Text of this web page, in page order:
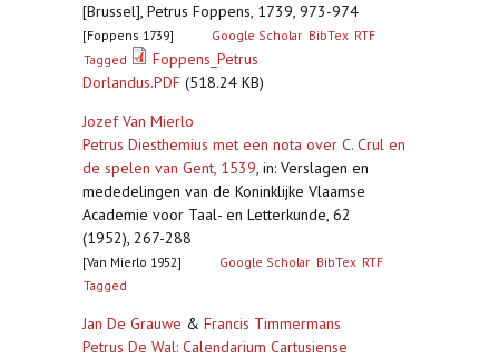
[Brussel], Petrus Foppens, 1739, 973-974
[Foppens 1739] Google Scholar BibTex RTF
Tagged
Foppens_Petrus
Dorlandus.PDF (518.24 KB)
Jozef Van Mierlo
Petrus Diesthemius met een nota over C. Crul en
de spelen van Gent, 1539, in: Verslagen en
mededelingen van de Koninklijke Vlaamse
Academie voor Taal- en Letterkunde, 62
(1952), 267-288
[Van Mierlo 1952] Google Scholar BibTex RTF
Tagged
Jan De Grauwe & Francis Timmermans
Petrus De Wal: Calendarium Cartusiense